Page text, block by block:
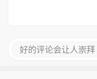
好的评论会让人崇拜